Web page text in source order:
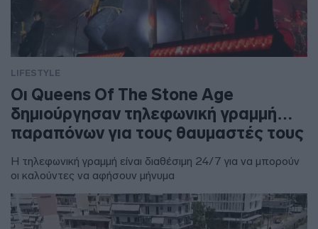
LIFESTYLE
Οι Queens Of The Stone Age
δημιούργησαν τηλεφωνική γραμμή…
παραπόνων για τους θαυμαστές τους
Η τηλεφωνική γραμμή είναι διαθέσιμη 24/7 για να μπορούν
οι καλούντες να αφήσουν μήνυμα